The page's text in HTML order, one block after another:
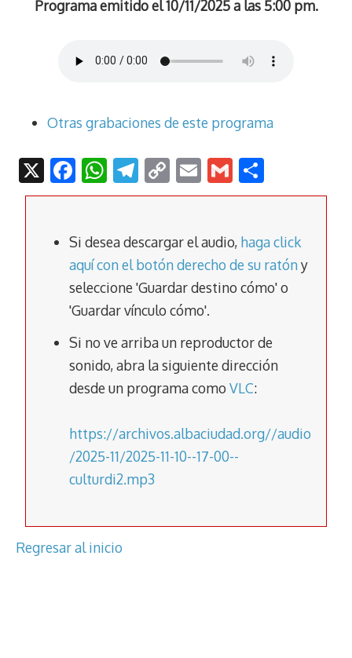
Programa emitido el 10/11/2025 a las 5:00 pm.
Otras grabaciones de este programa
X F
ac
b
o
o
k
W
h
s
A
p
p
T
el
gr
a
m
C
o
y
Li
n
k
E
m
l
G
m
l
o
p
ar
tir
Si desea descargar el audio, haga click
aquí con el botón derecho de su ratóny
seleccione 'Guardar destino cómo' o
'Guardar vínculo cómo'.
Si no ve arriba un reproductor de
sonido, abra la siguiente dirección
desde un programa como VLC:
https://archivos.albaciudad.org//audio
/2025-11/2025-11-10--17-00--
culturdi2.mp3
Regresar al inicio